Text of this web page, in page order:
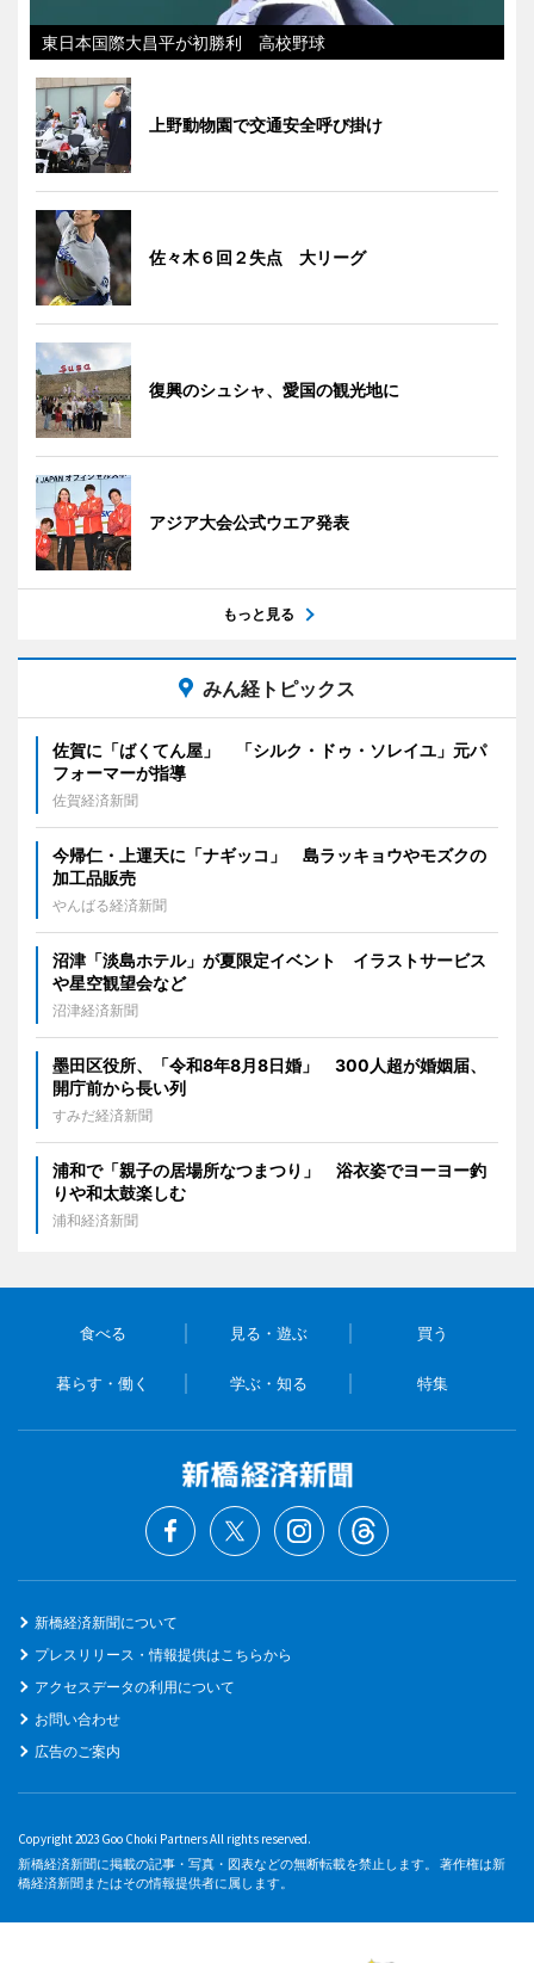
東日本国際大昌平が初勝利 高校野球
上野動物園で交通安全呼び掛け
佐々木６回２失点 大リーグ
復興のシュシャ、愛国の観光地に
アジア大会公式ウエア発表
もっと見る
みん経トピックス
佐賀に「ばくてん屋」 「シルク・ドゥ・ソレイユ」元パ
フォーマーが指導
佐賀経済新聞
今帰仁・上運天に「ナギッコ」 島ラッキョウやモズクの
加工品販売
やんばる経済新聞
沼津「淡島ホテル」が夏限定イベント イラストサービス
や星空観望会など
沼津経済新聞
墨田区役所、「令和8年8月8日婚」 300人超が婚姻届、
開庁前から長い列
すみだ経済新聞
浦和で「親子の居場所なつまつり」 浴衣姿でヨーヨー釣
りや和太鼓楽しむ
浦和経済新聞
食べる 見る・遊ぶ 買う
暮らす・働く 学ぶ・知る 特集
新橋経済新聞について
プレスリリース・情報提供はこちらから
アクセスデータの利用について
お問い合わせ
広告のご案内
Copyright 2023 Goo Choki Partners All rights reserved.
新橋経済新聞に掲載の記事・写真・図表などの無断転載を禁止します。 著作権は新
橋経済新聞またはその情報提供者に属します。